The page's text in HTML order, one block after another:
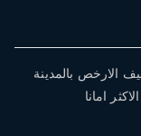
الارخص بالمدينة
امانا